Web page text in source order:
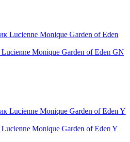
Monique Garden of Eden GN
Monique Garden of Eden Y